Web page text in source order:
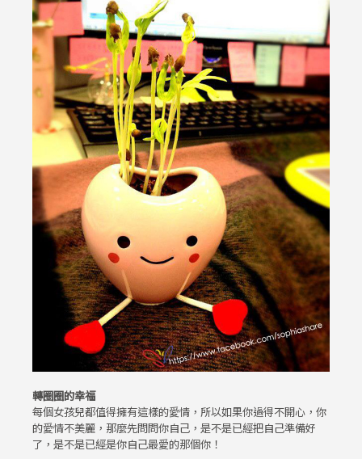
轉圈圈的幸福
每個女孩兒都值得擁有這樣的愛情，所以如果你過得不開心，你
的愛情不美麗，那麼先問問你自己，是不是已經把自己準備好
了，是不是已經是你自己最愛的那個你！